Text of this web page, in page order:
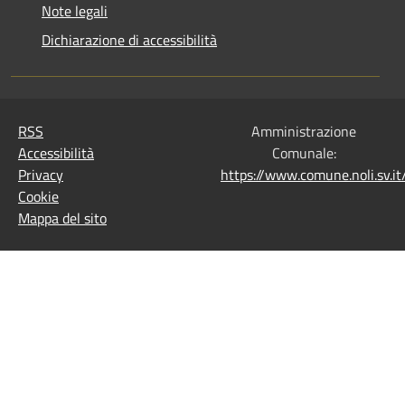
Note legali
Dichiarazione di accessibilità
RSS
Accessibilità
Privacy
Cookie
Mappa del sito
Amministrazione
Comunale:
https://